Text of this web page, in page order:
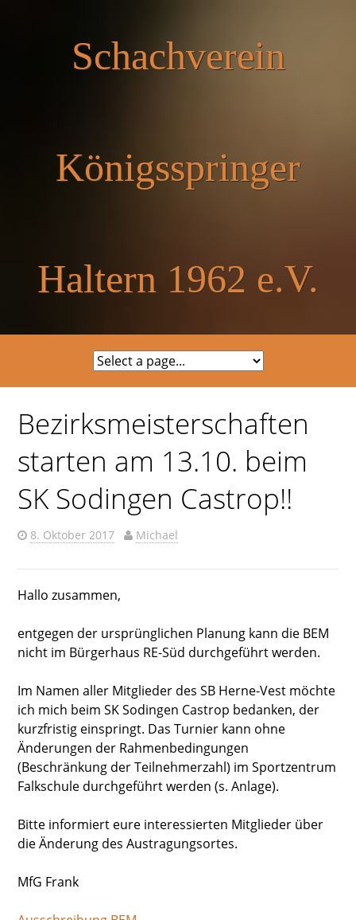
Schachverein
Königsspringer
Haltern 1962 e.V.
Bezirksmeisterschaften
starten am 13.10. beim
SK Sodingen Castrop!!
8. Oktober 2017 Michael
Hallo zusammen,
entgegen der ursprünglichen Planung kann die BEM
nicht im Bürgerhaus RE-Süd durchgeführt werden.
Im Namen aller Mitglieder des SB Herne-Vest möchte
ich mich beim SK Sodingen Castrop bedanken, der
kurzfristig einspringt. Das Turnier kann ohne
Änderungen der Rahmenbedingungen
(Beschränkung der Teilnehmerzahl) im Sportzentrum
Falkschule durchgeführt werden (s. Anlage).
Bitte informiert eure interessierten Mitglieder über
die Änderung des Austragungsortes.
MfG Frank